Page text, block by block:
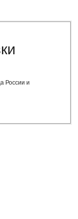
России и